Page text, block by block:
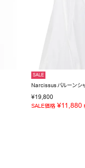
SALE
Narcissusバルーンシ
¥19,800
SALE価格 ¥11,880